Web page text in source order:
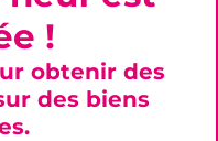
!
obtenir des
des biens